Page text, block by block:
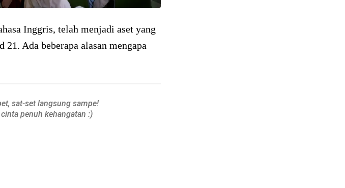
Inggris, telah menjadi aset yang
Ada beberapa alasan mengapa
sat-set langsung sampe!
penuh kehangatan :)